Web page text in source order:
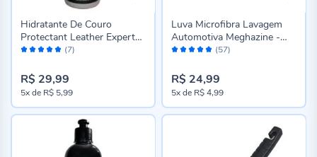
Avaliação: (7)
Hidratante De Couro
Protectant Leather Expert
500Ml - 17867
R$ 29,99
5xde R$ 5,99
Avaliação: (57)
Luva Microfibra Lavagem
Automotiva Meghazine -
LV1878
R$ 24,99
5xde R$ 4,99